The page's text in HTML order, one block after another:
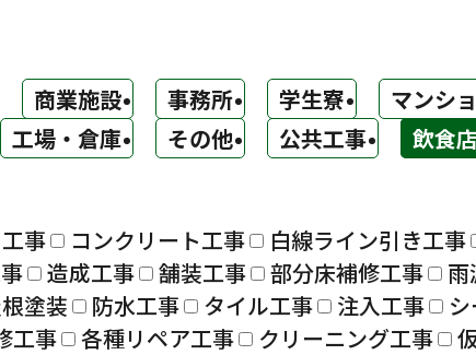
商業施設 事務所 学生寮 マンシ
工場・倉庫
その他 公共工事 飲食店
事 コンクリート工事 白線ライン引き工事
造成工事 舗装工事 部分床補修工事
塗装
防水工事 タイル工事 注入工事
工事
各種リペア工事 クリーニング工事